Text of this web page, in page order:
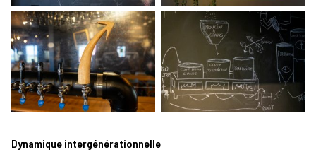
Dynamique intergénérationnelle